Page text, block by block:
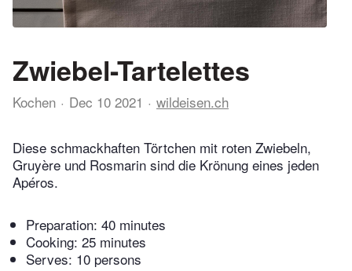
Zwiebel-Tartelettes
Kochen Dec 10 2021 wildeisen.ch
Diese schmackhaften Törtchen mit roten Zwiebeln,
Gruyère und Rosmarin sind die Krönung eines jeden
Apéros.
Preparation: 40 minutes
Cooking: 25 minutes
Serves: 10 persons